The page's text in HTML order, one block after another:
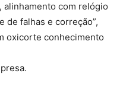
alinhamento com relógio
de falhas e correção”,
oxicorte conhecimento